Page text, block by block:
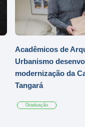
Acadêmicos de
Urbanismo
modernização da
Tangará
Graduação